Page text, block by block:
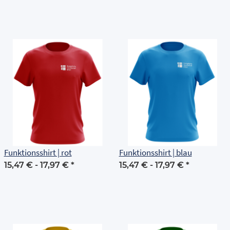
Funktionsshirt | rot
15,47 € - 17,97 € *
Funktionsshirt | blau
15,47 € - 17,97 € *